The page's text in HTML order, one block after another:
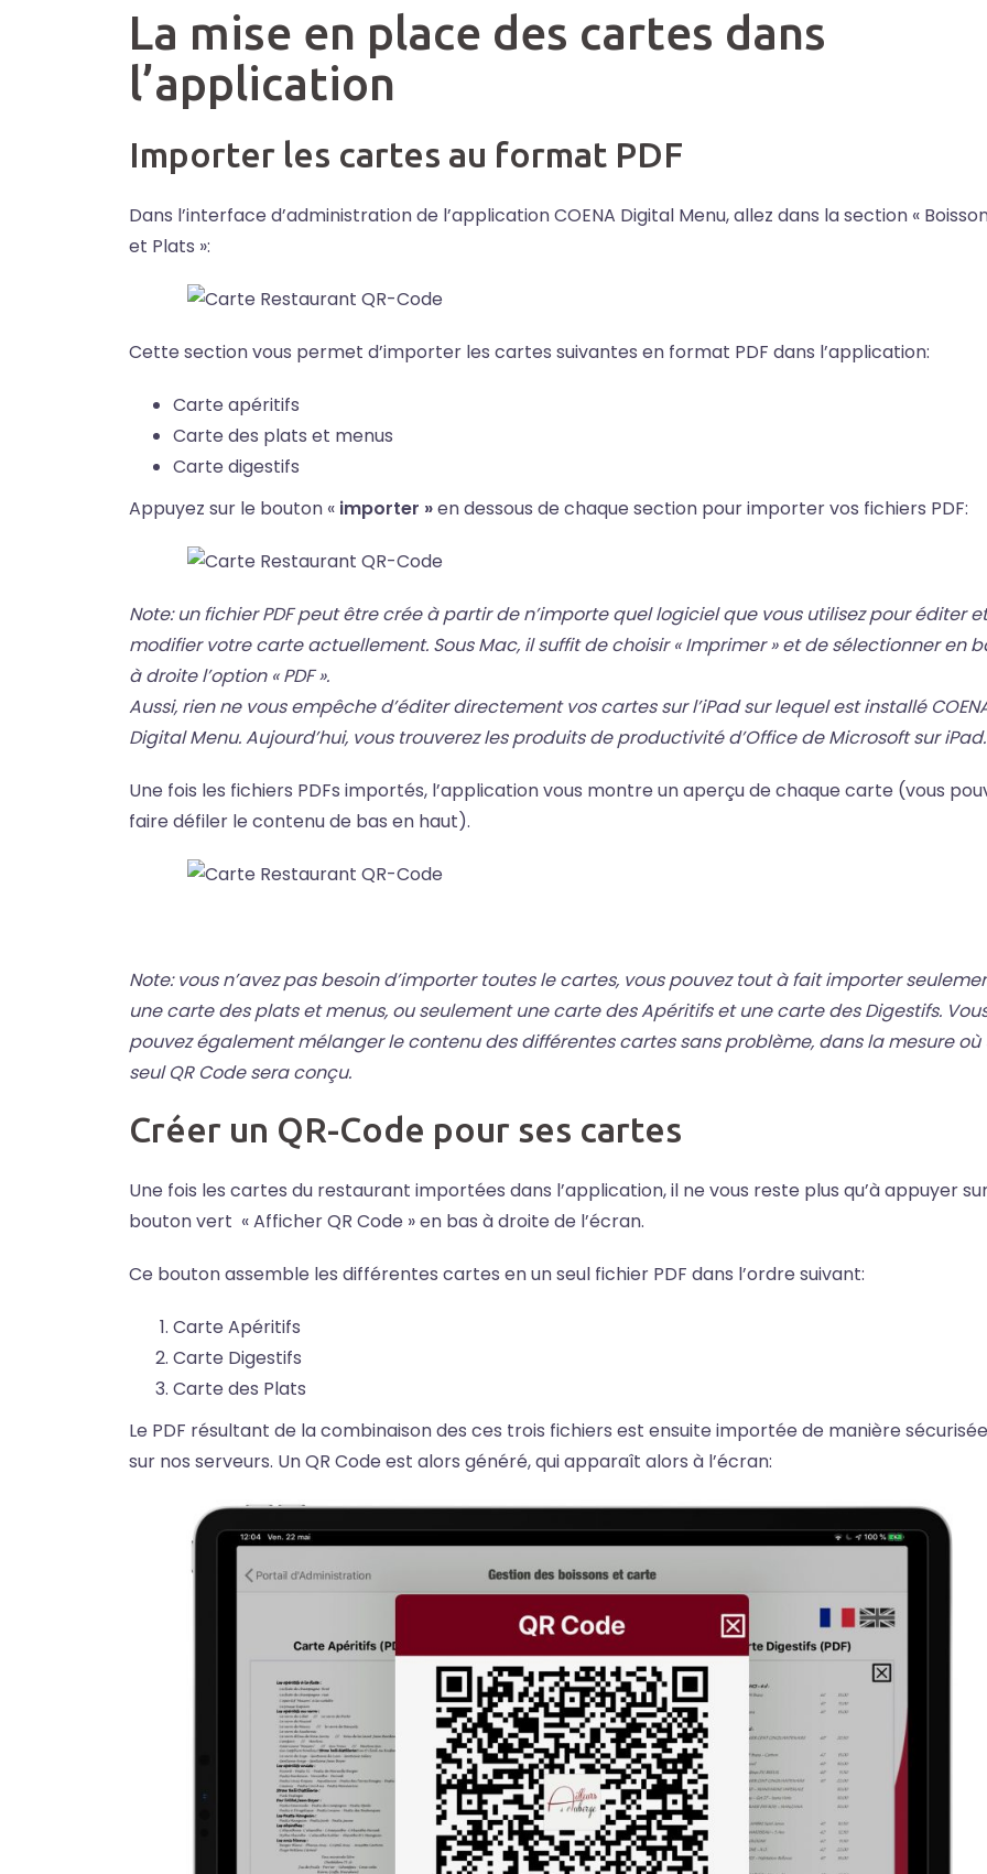
La mise en place des cartes dans
l’application
Importer les cartes au format PDF
Dans l’interface d’administration de l’application COENA Digital Menu, allez dans la section «
et Plats »:
Cette section vous permet d’importer les cartes suivantes en format PDF dans l’application:
Carte apéritifs
Carte des plats et menus
Carte digestifs
Appuyez sur le bouton « importer »en dessous de chaque section pour importer vos fichiers PDF:
Note: un fichier PDF peut être crée à partir de n’importe quel logiciel que vous utilisez pour éditer et
modifier votre carte actuellement. Sous Mac, il suffit de choisir « Imprimer » et de sélectionner en
à droite l’option « PDF ».
Aussi, rien ne vous empêche d’éditer directement vos cartes sur l’iPad sur lequel est installé
Digital Menu. Aujourd’hui, vous trouverez les produits de productivité d’Office de Microsoft sur iPad.
Une fois les fichiers PDFs importés, l’application vous montre un aperçu de chaque carte (vous
faire défiler le contenu de bas en haut).
Note: vous n’avez pas besoin d’importer toutes le cartes, vous pouvez tout à fait importer
une carte des plats et menus, ou seulement une carte des Apéritifs et une carte des Digestifs.
pouvez également mélanger le contenu des différentes cartes sans problème, dans la mesure où
seul QR Code sera conçu.
Créer un QR-Code pour ses cartes
Une fois les cartes du restaurant importées dans l’application, il ne vous reste plus qu’à appuyer
bouton vert « Afficher QR Code » en bas à droite de l’écran.
Ce bouton assemble les différentes cartes en un seul fichier PDF dans l’ordre suivant:
Carte Apéritifs
Carte Digestifs
Carte des Plats
Le PDF résultant de la combinaison des ces trois fichiers est ensuite importée de manière sécurisée
sur nos serveurs. Un QR Code est alors généré, qui apparaît alors à l’écran: